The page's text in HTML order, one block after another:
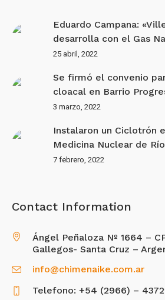
Eduardo Campana:
desarrolla con el Gas
25 abril, 2022
Se firmó el convenio
cloacal en Barrio
3 marzo, 2022
Instalaron un Ciclotrón
Medicina Nuclear de
7 febrero, 2022
Contact Information
Ángel Peñaloza Nº 1664 –
Gallegos- Santa Cruz –
info@chimenaike.com.ar
Telefono: +54 (2966) –